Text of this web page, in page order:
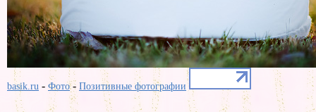
basik.ru - Фото- Позитивные фотографии